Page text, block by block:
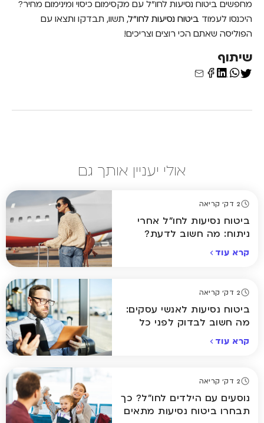
מחפשים ביטוח נסיעות לחו"ל עם מקסימום כיסוי ומינימום מחיר?
היכנסו לעמוד ביטוח נסיעות לחו"ל, תשוו, תבדקו ותצאו עם
הפוליסה שאתם הכי רוצים וצריכים!
שיתוף
אולי יעניין אותך גם
2 דק' קריאה
ביטוח נסיעות לחו"ל אחרי
ניתוח: מה חשוב לדעת?
קרא עוד
2 דק' קריאה
ביטוח נסיעות לאנשי עסקים:
מה חשוב לבדוק לפני כל
קרא עוד
2 דק' קריאה
נוסעים עם הילדים לחו"ל? כך
תבחרו ביטוח נסיעות מתאים